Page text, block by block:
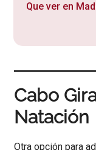
Que ver en
Cabo
Natación
Otra opción para